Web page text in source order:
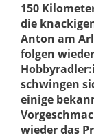
150
die
Anton am
folgen
schwingen
einige
wieder das